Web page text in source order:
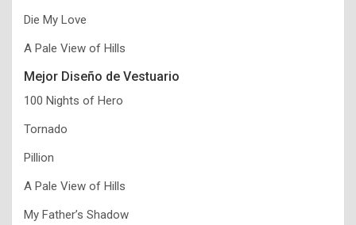
Die My Love
A Pale View of Hills
Mejor Diseño de Vestuario
100 Nights of Hero
Tornado
Pillion
A Pale View of Hills
My Father’s Shadow